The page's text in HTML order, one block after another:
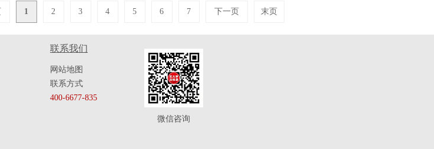
1 2 3 4 5 6 7 下一页 末页
联系我们
网站地图
联系方式
400-6677-835
微信咨询